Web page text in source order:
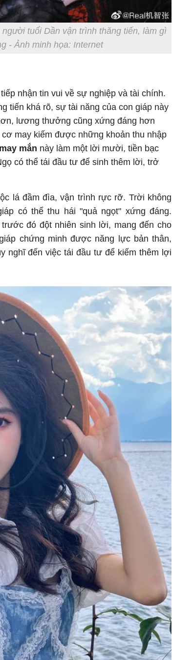
tuổi Dần vận trình thăng tiến, làm gì
- Ảnh minh họa: Internet
nhận tin vui về sự nghiệp và tài chính.
tiến khá rõ, sự tài năng của con giáp này
lương thưởng cũng xứng đáng hơn
may kiếm được những khoản thu nhập
mắn này làm một lời mười, tiền bạc
có thể tái đầu tư để sinh thêm lời, trở
lá đầm đìa, vận trình rực rỡ. Trời không
có thể thu hái "quả ngọt" xứng đáng.
đó đột nhiên sinh lời, mang đến cho
chứng minh được năng lực bản thân,
nghĩ đến việc tái đầu tư để kiếm thêm lợi